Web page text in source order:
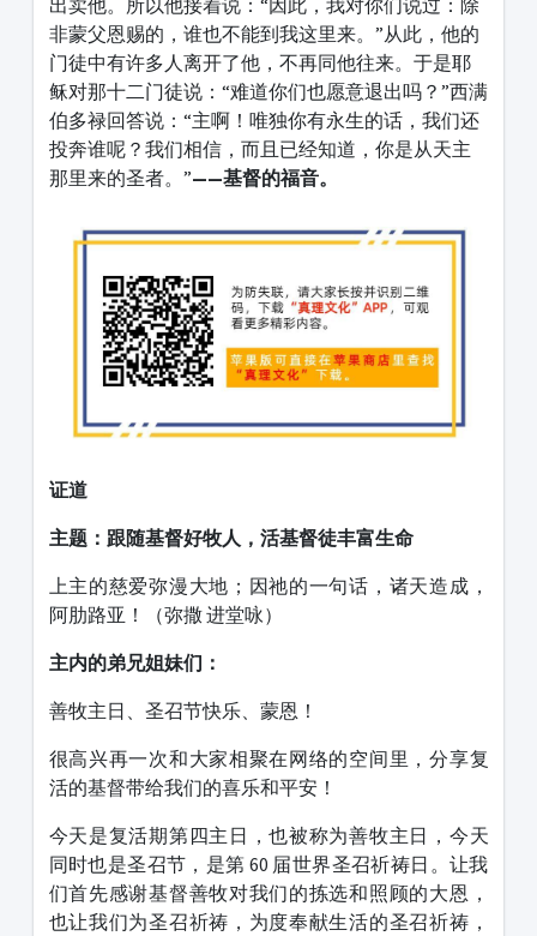
出卖他。所以他接着说：“因此，我对你们说过：除
非蒙父恩赐的，谁也不能到我这里来。”从此，他的
门徒中有许多人离开了他，不再同他往来。于是耶
稣对那十二门徒说：“难道你们也愿意退出吗？”西满
伯多禄回答说：“主啊！唯独你有永生的话，我们还
投奔谁呢？我们相信，而且已经知道，你是从天主
那里来的圣者。”——基督的福音。
证道
主题：跟随基督好牧人，活基督徒丰富生命
上主的慈爱弥漫大地；因祂的一句话，诸天造成，
阿肋路亚！（弥撒 进堂咏）
主内的弟兄姐妹们：
善牧主日、圣召节快乐、蒙恩！
很高兴再一次和大家相聚在网络的空间里，分享复
活的基督带给我们的喜乐和平安！
今天是复活期第四主日，也被称为善牧主日，今天
同时也是圣召节，是第 60 届世界圣召祈祷日。让我
们首先感谢基督善牧对我们的拣选和照顾的大恩，
也让我们为圣召祈祷，为度奉献生活的圣召祈祷，